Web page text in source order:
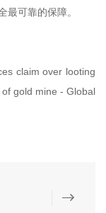
最可靠的保障。
claim over looting
gold mine - Global